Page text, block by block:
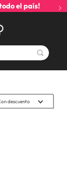
el país!
descuento